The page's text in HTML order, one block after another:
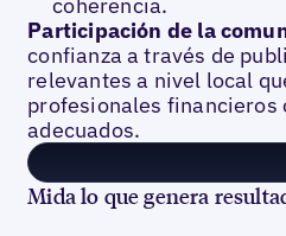
Participación de la
confianza a través de
relevantes a nivel local
profesionales financieros
adecuados.
Mida lo que genera